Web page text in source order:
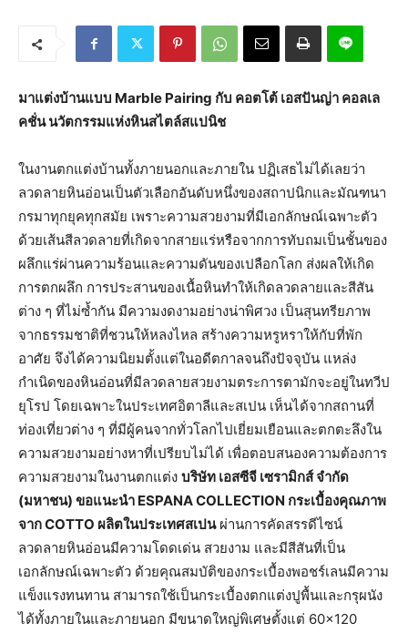
มาแต่งบ้านแบบ Marble Pairing กับ คอตโต้ เอสปันญ่า คอลเล
คชั่น นวัตกรรมแห่งหินสไตล์สแปนิช
ในงานตกแต่งบ้านทั้งภายนอกและภายใน ปฏิเสธไม่ได้เลยว่า
ลวดลายหินอ่อนเป็นตัวเลือกอันดับหนึ่งของสถาปนิกและมัณฑนา
กรมาทุกยุคทุกสมัย เพราะความสวยงามที่มีเอกลักษณ์เฉพาะตัว
ด้วยเส้นสีลวดลายที่เกิดจากสายแร่หรือจากการทับถมเป็นชั้นของ
ผลึกแร่ผ่านความร้อนและความดันของเปลือกโลก ส่งผลให้เกิด
การตกผลึก การประสานของเนื้อหินทำให้เกิดลวดลายและสีสัน
ต่าง ๆ ที่ไม่ซ้ำกัน มีความงดงามอย่างน่าพิศวง เป็นสุนทรียภาพ
จากธรรมชาติที่ชวนให้หลงไหล สร้างความหรูหราให้กับที่พัก
อาศัย จึงได้ความนิยมตั้งแต่ในอดีตกาลจนถึงปัจจุบัน แหล่ง
กำเนิดของหินอ่อนที่มีลวดลายสวยงามตระการตามักจะอยู่ในทวีป
ยุโรป โดยเฉพาะในประเทศอิตาลีและสเปน เห็นได้จากสถานที่
ท่องเที่ยวต่าง ๆ ที่มีผู้คนจากทั่วโลกไปเยี่ยมเยือนและตกตะลึงใน
ความสวยงามอย่างหาที่เปรียบไม่ได้ เพื่อตอบสนองความต้องการ
ความสวยงามในงานตกแต่ง บริษัท เอสซีจี เซรามิกส์ จำกัด
(มหาชน) ขอแนะนำ ESPANA COLLECTION กระเบื้องคุณภาพ
จาก COTTO ผลิตในประเทศสเปนผ่านการคัดสรรดีไซน์
ลวดลายหินอ่อนมีความโดดเด่น สวยงาม และมีสีสันที่เป็น
เอกลักษณ์เฉพาะตัว ด้วยคุณสมบัติของกระเบื้องพอชร์เลนมีความ
แข็งแรงทนทาน สามารถใช้เป็นกระเบื้องตกแต่งปูพื้นและกรุผนัง
ได้ทั้งภายในและภายนอก มีขนาดใหญ่พิเศษตั้งแต่ 60×120